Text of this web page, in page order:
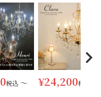
税込 〜 ¥24,200税込